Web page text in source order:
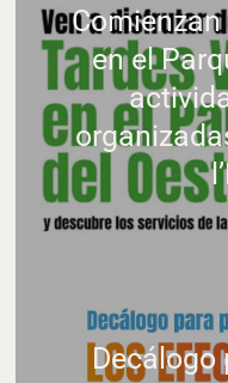
en el
Decálogo